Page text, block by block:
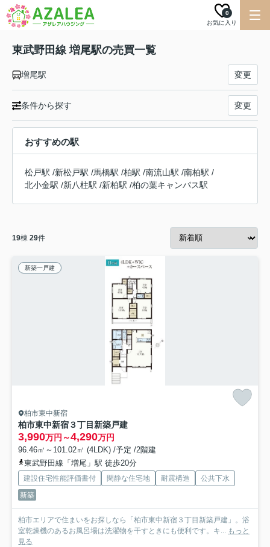
お気に入り
0
東武野田線 増尾駅の売買一覧
増尾駅 変更
条件から探す 変更
おすすめの駅
松戸駅 /新松戸駅 /馬橋駅 /柏駅 /南流山駅 /南柏駅 /
北小金駅 /新八柱駅 /新柏駅 /柏の葉キャンパス駅
19棟 29件
新築一戸建
柏市東中新宿
柏市東中新宿３丁目新築戸建
3,990万円～4,290万円
96.46㎡～101.02㎡ (4LDK) /予定 /2階建
東武野田線「増尾」駅 徒歩20分
建設住宅性能評価書付 閑静な住宅地 耐震構造
公共下水
新築
柏市エリアで住まいをお探しなら「柏市東中新宿３丁目新築戸建」。浴
室乾燥機のあるお風呂場は洗濯物を干すときにも便利です。キ... もっと
見る